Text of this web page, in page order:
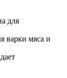
для
варки мяса и